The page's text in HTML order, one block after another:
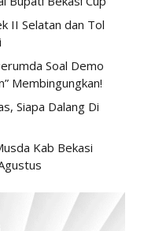
II Selatan dan Tol
Soal Demo
Membingungkan!
Siapa Dalang Di
Kab Bekasi